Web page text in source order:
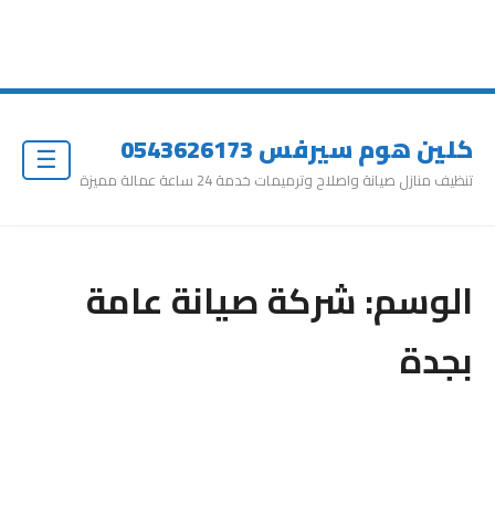
كلين هوم سيرفس 0543626173
تنظيف منازل صيانة واصلاح وترميمات خدمة 24 ساعة عمالة مميزة
الوسم:شركة صيانة عامة
بجدة